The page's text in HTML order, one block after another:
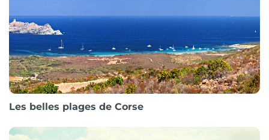
Les belles plages de Corse